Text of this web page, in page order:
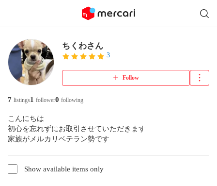
ちくわさん
3
Follow
7 listings1 follower0 following
こんにちは
初心を忘れずにお取引させていただきます
家族がメルカリベテラン勢です
Show available items only